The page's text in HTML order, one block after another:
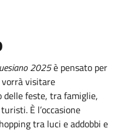
2025è pensato per
visitare
delle feste, tra famiglie,
È l’occasione
tra luci e addobbi e